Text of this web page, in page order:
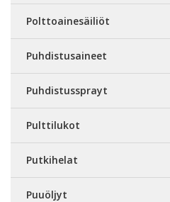
Polttoainesäiliöt
Puhdistusaineet
Puhdistussprayt
Pulttilukot
Putkihelat
Puuöljyt